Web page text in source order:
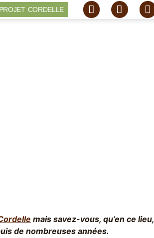
PROJET CORDELLE
mais savez-vous, qu’en ce lieu,
de nombreuses années.